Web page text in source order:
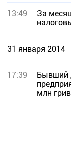
13:49
За
31 января 2014
17:39
Бывший
млн